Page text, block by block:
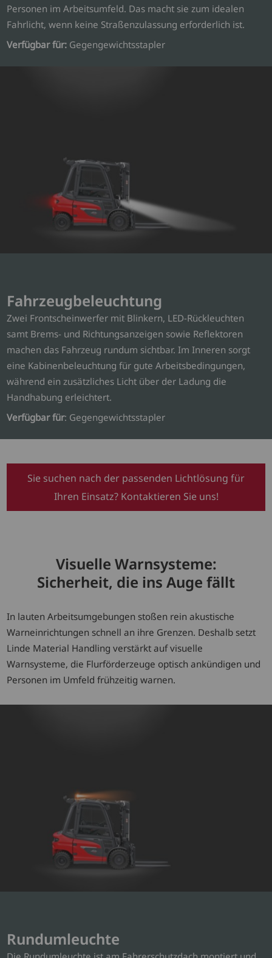
Personen im Arbeitsumfeld. Das macht sie zum idealen
Fahrlicht, wenn keine Straßenzulassung erforderlich ist.
Verfügbar für: Gegengewichtsstapler
Fahrzeugbeleuchtung
Zwei Frontscheinwerfer mit Blinkern, LED-Rückleuchten
samt Brems- und Richtungsanzeigen sowie Reflektoren
machen das Fahrzeug rundum sichtbar. Im Inneren sorgt
eine Kabinenbeleuchtung für gute Arbeitsbedingungen,
während ein zusätzliches Licht über der Ladung die
Handhabung erleichtert.
Verfügbar für: Gegengewichtsstapler
Sie suchen nach der passenden Lichtlösung für
Ihren Einsatz? Kontaktieren Sie uns!
Visuelle Warnsysteme:
Sicherheit, die ins Auge fällt
In lauten Arbeitsumgebungen stoßen rein akustische
Warneinrichtungen schnell an ihre Grenzen. Deshalb setzt
Linde Material Handling verstärkt auf visuelle
Warnsysteme, die Flurförderzeuge optisch ankündigen und
Personen im Umfeld frühzeitig warnen.
Rundumleuchte